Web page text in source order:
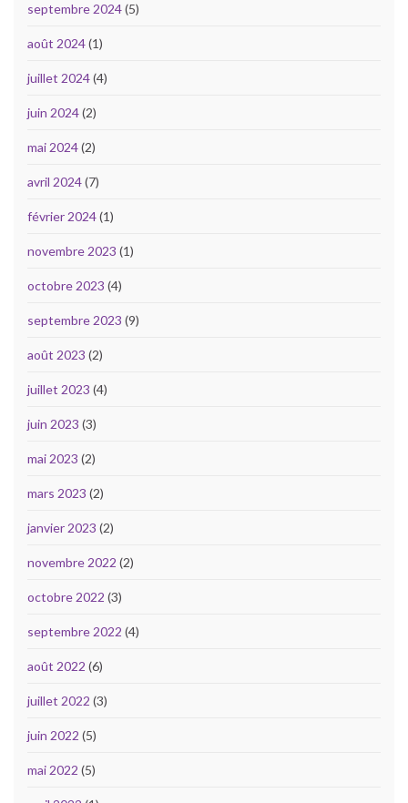
septembre 2024(5)
août 2024(1)
juillet 2024(4)
juin 2024(2)
mai 2024(2)
avril 2024(7)
février 2024(1)
novembre 2023 (1)
octobre 2023 (4)
septembre 2023 (9)
août 2023 (2)
juillet 2023 (4)
juin 2023 (3)
mai 2023 (2)
mars 2023 (2)
janvier 2023 (2)
novembre 2022 (2)
octobre 2022 (3)
septembre 2022 (4)
août 2022 (6)
juillet 2022 (3)
juin 2022 (5)
mai 2022 (5)